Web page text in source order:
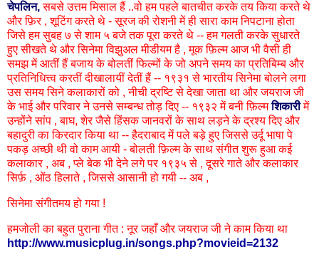
चेपलिन,सबसे उत्तम मिसाल हैं ..वो हम पहले बातचीत करके तय किया करते थे
और फ़िर , शूटिंग करते थे - सूरज की रोशनी में ही सारा काम निपटाना होता
जिसे हम सुबह ७ से शाम ५ बजे तक पूरा करते थे -- हम गलती करके सुधारते
हुए सीखते थे और सिनेमा विझुअल मीडीयम है , मूक फ़िल्म आज भी वैसी ही
समझ में आतीं हैं बजाय के बोलतीं फिल्मों के जो अपने समय का प्रतिबिम्ब और
प्रतिनिधित्त्व करतीं दीखालायीं देतीं हैं -- १९३१ से भारतीय सिनेमा बोलने लगा
उस समय सिने कलाकारों को , नीची द्रष्टि से देखा जाता था और जयराज जी
के भाई और परिवार ने उनसे सम्बन्ध तोड़ दिए -- १९३२ में बनी फ़िल्मशिकारीमें
उन्होंने सांप , बाघ, शेर जैसे हिंसक जानवरों के साथ लड़ने के द्रश्य दिए और
बहादुरी का किरदार किया था -- हैदराबाद में पले बड़े हुए जिससे उर्दू भाषा पे
पकड़ अच्छी थी वो काम आयी - बोलती फ़िल्म के साथ संगीत शुरू हुआ कई
कलाकार , अब , प्ले बेक भी देने लगे पर १९३५ से , दूसरे गाते और कलाकार
सिर्फ़ , ओंठ हिलाते , जिससे आसानी हो गयी -- अब ,
सिनेमा संगीतमय हो गया !
हमजोली का बहुत पुराना गीत : नूर जहाँ और जयराज जी ने काम किया था
http://www.musicplug.in/songs.php?movieid=2132